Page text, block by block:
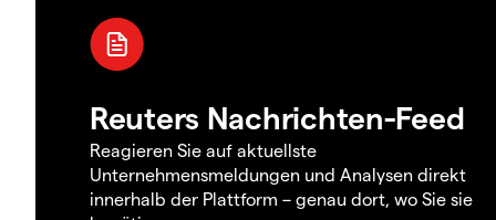
Reuters Nachrichten-Feed
Reagieren Sie auf aktuellste
Unternehmensmeldungen und Analysen direkt
innerhalb der Plattform – genau dort, wo Sie sie